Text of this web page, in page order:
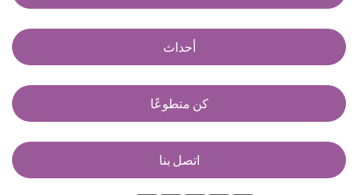
أحداث
كن متطوعًا
اتصل بنا